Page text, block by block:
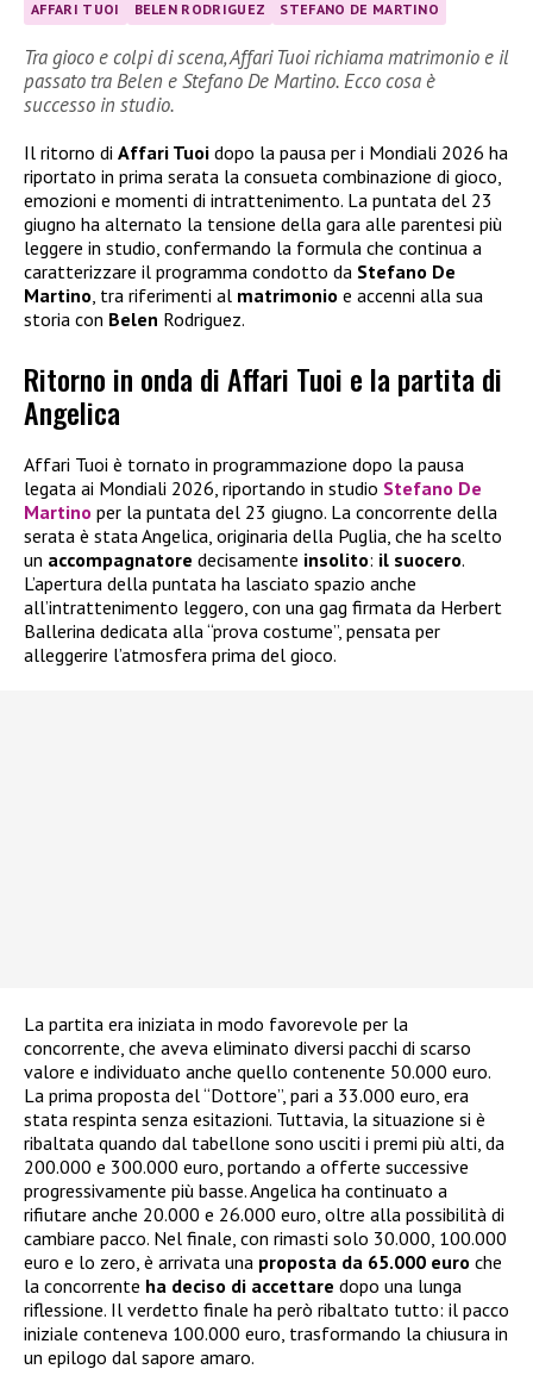
AFFARI TUOI BELEN RODRIGUEZ STEFANO DE MARTINO
Tra gioco e colpi di scena, Affari Tuoi richiama matrimonio e il
passato tra Belen e Stefano De Martino. Ecco cosa è
successo in studio.
Il ritorno di Affari Tuoi dopo la pausa per i Mondiali 2026 ha
riportato in prima serata la consueta combinazione di gioco,
emozioni e momenti di intrattenimento. La puntata del 23
giugno ha alternato la tensione della gara alle parentesi più
leggere in studio, confermando la formula che continua a
caratterizzare il programma condotto da Stefano De
Martino , tra riferimenti al matrimonio e accenni alla sua
storia con Belen Rodriguez.
Ritorno in onda di Affari Tuoi e la partita di
Angelica
Affari Tuoi è tornato in programmazione dopo la pausa
legata ai Mondiali 2026, riportando in studio Stefano De
Martino per la puntata del 23 giugno. La concorrente della
serata è stata Angelica, originaria della Puglia, che ha scelto
un accompagnatore decisamente insolito: il suocero.
L’apertura della puntata ha lasciato spazio anche
all’intrattenimento leggero, con una gag firmata da Herbert
Ballerina dedicata alla “prova costume”, pensata per
alleggerire l’atmosfera prima del gioco.
La partita era iniziata in modo favorevole per la
concorrente, che aveva eliminato diversi pacchi di scarso
valore e individuato anche quello contenente 50.000 euro.
La prima proposta del “Dottore”, pari a 33.000 euro, era
stata respinta senza esitazioni. Tuttavia, la situazione si è
ribaltata quando dal tabellone sono usciti i premi più alti, da
200.000 e 300.000 euro, portando a offerte successive
progressivamente più basse. Angelica ha continuato a
rifiutare anche 20.000 e 26.000 euro, oltre alla possibilità di
cambiare pacco. Nel finale, con rimasti solo 30.000, 100.000
euro e lo zero, è arrivata una proposta da 65.000 euro che
la concorrente ha deciso di accettare dopo una lunga
riflessione. Il verdetto finale ha però ribaltato tutto: il pacco
iniziale conteneva 100.000 euro, trasformando la chiusura in
un epilogo dal sapore amaro.